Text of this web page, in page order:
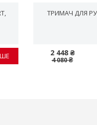
ТРИМАЧ ДЛЯ
2 448 ₴
4 080 ₴